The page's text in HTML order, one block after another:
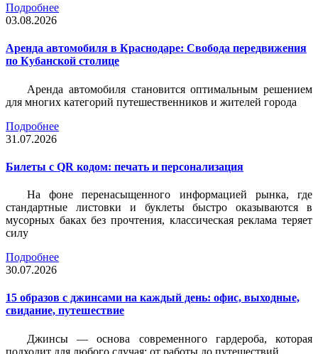
Подробнее
03.08.2026
Аренда автомобиля в Краснодаре: Свобода передвижения
по Кубанской столице
Аренда автомобиля становится оптимальным решением
для многих категорий путешественников и жителей города
Подробнее
31.07.2026
Билеты c QR кодом: печать и персонализация
На фоне перенасыщенного информацией рынка, где
стандартные листовки и буклеты быстро оказываются в
мусорных баках без прочтения, классическая реклама теряет
силу
Подробнее
30.07.2026
15 образов с джинсами на каждый день: офис, выходные,
свидание, путешествие
Джинсы — основа современного гардероба, которая
подходит для любого случая: от работы до путешествий